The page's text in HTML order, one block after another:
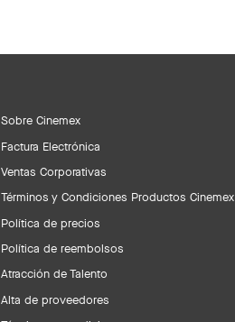
Sobre Cinemex
Factura Electrónica
Ventas Corporativas
Términos y Condiciones Productos Cinemex
Política de precios
Política de reembolsos
Atracción de Talento
Alta de proveedores